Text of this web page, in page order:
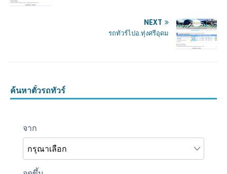
NEXT
รถทัวร์ไปอ.ทุ่งศรีอุดม
ค้นหาตั๋วรถทัวร์